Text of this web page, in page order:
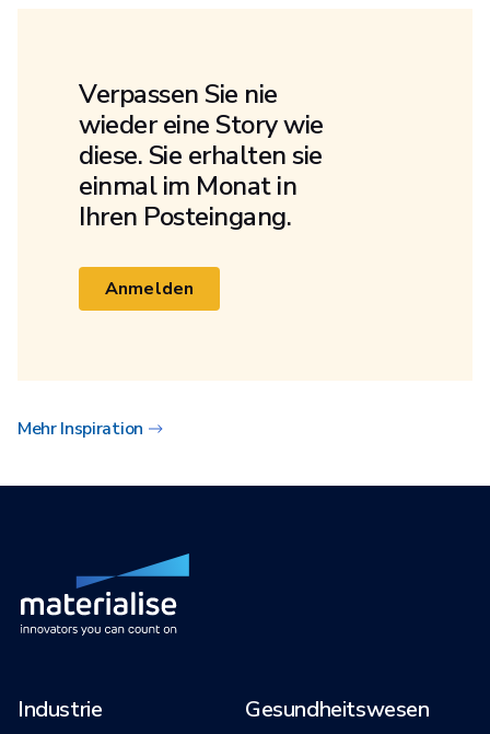
Verpassen Sie nie
wieder eine Story wie
diese. Sie erhalten sie
einmal im Monat in
Ihren Posteingang.
Anmelden
Mehr Inspiration
Industrie Gesundheitswesen